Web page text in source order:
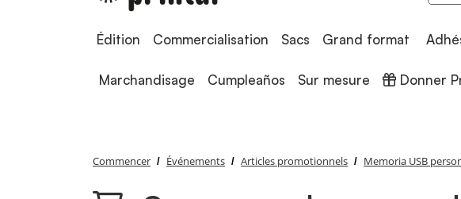
Édition
Édition Commercialisation Sacs Grand format
Marchandisage Cumpleaños Sur mesure Donner
Donner
Commencer Événements Articles promotionnels Memoria USB